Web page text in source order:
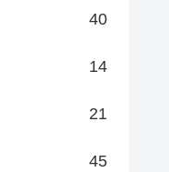
40
14
21
45